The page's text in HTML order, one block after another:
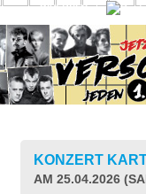
DIVERSES
KONZERT
AM 25.04.2026